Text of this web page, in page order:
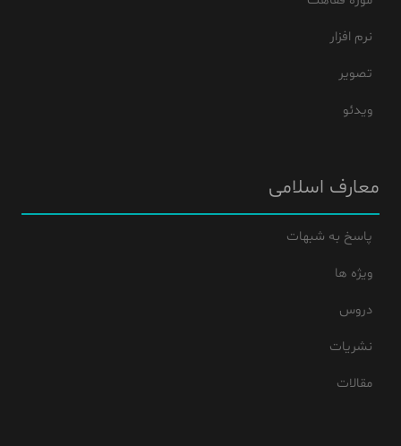
نرم افزار
تصویر
ویدئو
معارف اسلامی
پاسخ به شبهات
ویژه ها
دروس
نشریات
مقالات